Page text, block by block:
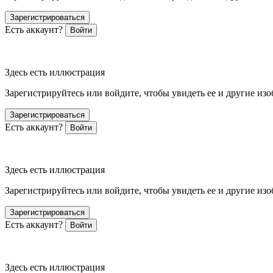
Зарегистрироваться
Есть аккаунт? Войти
Здесь есть иллюстрация
Зарегистрируйтесь или войдите, чтобы увидеть ее и другие
Зарегистрироваться
Есть аккаунт? Войти
Здесь есть иллюстрация
Зарегистрируйтесь или войдите, чтобы увидеть ее и другие
Зарегистрироваться
Есть аккаунт? Войти
Здесь есть иллюстрация